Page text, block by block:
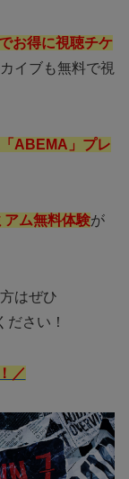
お得に視聴チケ
イブも無料で視
ABEMA」プレ
ム無料体験が
はぜひ
ださい！
／